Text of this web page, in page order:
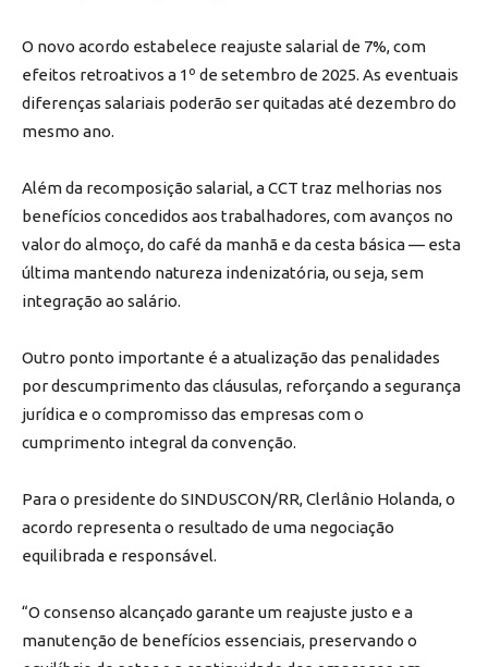
O novo acordo estabelece reajuste salarial de 7%, com
efeitos retroativos a 1º de setembro de 2025. As eventuais
diferenças salariais poderão ser quitadas até dezembro do
mesmo ano.
Além da recomposição salarial, a CCT traz melhorias nos
benefícios concedidos aos trabalhadores, com avanços no
valor do almoço, do café da manhã e da cesta básica — esta
última mantendo natureza indenizatória, ou seja, sem
integração ao salário.
Outro ponto importante é a atualização das penalidades
por descumprimento das cláusulas, reforçando a segurança
jurídica e o compromisso das empresas com o
cumprimento integral da convenção.
Para o presidente do SINDUSCON/RR, Clerlânio Holanda, o
acordo representa o resultado de uma negociação
equilibrada e responsável.
“O consenso alcançado garante um reajuste justo e a
manutenção de benefícios essenciais, preservando o